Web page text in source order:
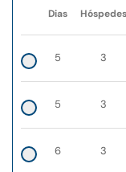
Dias Hóspedes
5 3
5 3
6 3